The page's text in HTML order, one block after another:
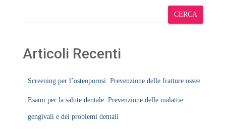
CERCA
Articoli Recenti
Screening per l’osteoporosi: Prevenzione delle fratture ossee
Esami per la salute dentale: Prevenzione delle malattie
gengivali e dei problemi dentali